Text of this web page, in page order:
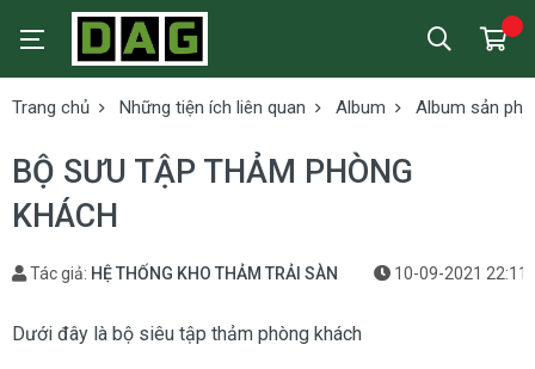
Trang chủ Những tiện ích liên quan Album Album sản
BỘ SƯU TẬP THẢM PHÒNG
KHÁCH
Tác giả: HỆ THỐNG KHO THẢM TRẢI SÀN 10-09-2021 22:11
Dưới đây là bộ siêu tập thảm phòng khách